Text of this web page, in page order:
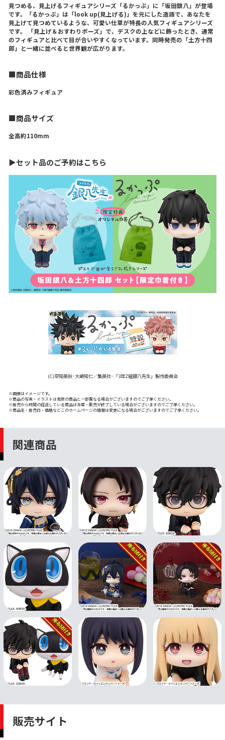
見つめる、見上げるフィギュアシリーズ「るかっぷ」に「坂田銀八」が登場
です。「るかっぷ」は「look up(見上げる)」を元にした造語で、あなたを
見上げて見つめているような、可愛い仕草が特長の人気フィギュアシリーズ
です。 「見上げ＆おすわりポーズ」で、デスクの上などに飾ったとき、通常
のフィギュアと比べて目が合いやすくなっています。同時発売の「土方十四
郎」と一緒に並べると世界観が広がります。
■商品仕様
彩色済みフィギュア
■商品サイズ
全高約110mm
▶セット品のご予約はこちら
(C)空知英秋･大崎知仁／集英社･「3年Z組銀八先生」製作委員会
※画像はイメージです。
※商品の写真・イラストは実際の商品と一部異なる場合がございますのでご了承ください。
※発売から時間の経過している商品は生産・販売が終了している場合がございますのでご了承ください。
※商品名・発売日・価格などこのホームページの情報は変更になる場合がございますのでご了承ください。
関連商品
販売サイト